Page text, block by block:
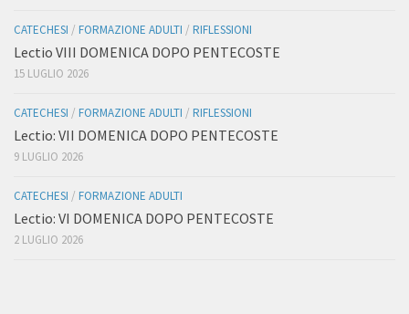
CATECHESI / FORMAZIONE ADULTI / RIFLESSIONI
Lectio VIII DOMENICA DOPO PENTECOSTE
15 LUGLIO 2026
CATECHESI / FORMAZIONE ADULTI / RIFLESSIONI
Lectio: VII DOMENICA DOPO PENTECOSTE
9 LUGLIO 2026
CATECHESI / FORMAZIONE ADULTI
Lectio: VI DOMENICA DOPO PENTECOSTE
2 LUGLIO 2026